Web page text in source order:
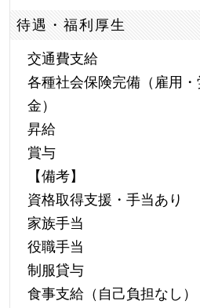
待遇・福利厚生
交通費支給
各種社会保険完備（雇用
金）
昇給
賞与
【備考】
資格取得支援・手当あり
家族手当
役職手当
制服貸与
食事支給（自己負担なし）